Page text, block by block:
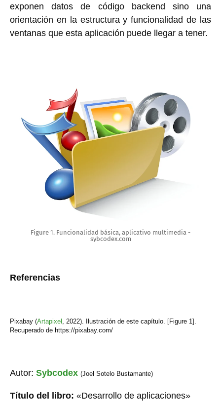
exponen datos de código backend sino una
orientación en la estructura y funcionalidad de las
ventanas que esta aplicación puede llegar a tener.
Figure 1. Funcionalidad básica, aplicativo multimedia -
sybcodex.com
Referencias
Pixabay (Artapixel 2022). Ilustración de este capítulo. [Figure 1].
Recuperado de https://pixabay.com/
Autor: Sybcodex (Joel Sotelo Bustamante)
Título del libro: «Desarrollo de aplicaciones»